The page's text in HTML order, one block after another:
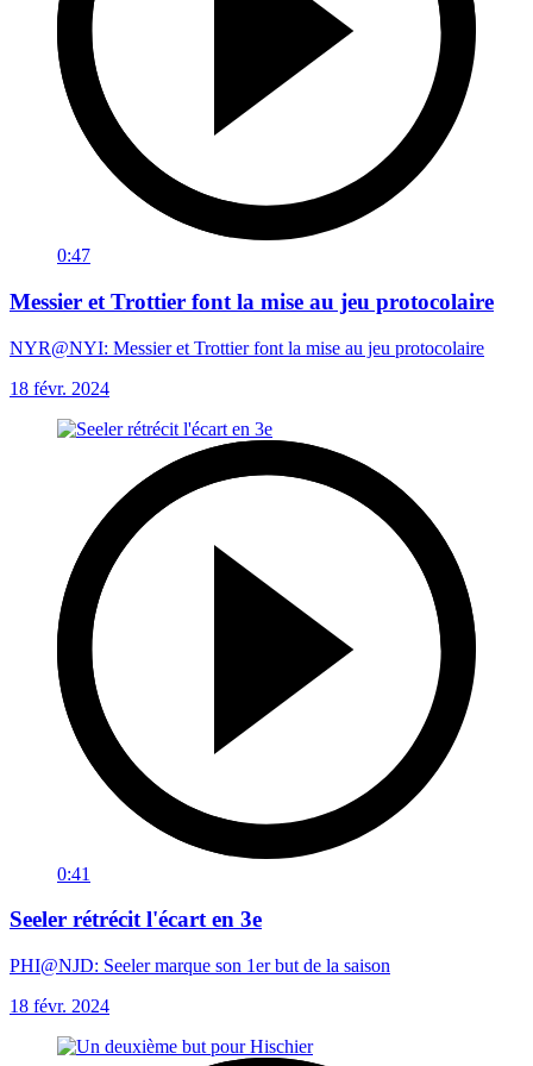
0:47
Messier et Trottier font la mise au jeu protocolaire
NYR@NYI: Messier et Trottier font la mise au jeu protocolaire
18 févr. 2024
0:41
Seeler rétrécit l'écart en 3e
PHI@NJD: Seeler marque son 1er but de la saison
18 févr. 2024